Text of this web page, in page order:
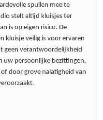
spullen mee te
stelt altijd kluisjes ter
is op eigen risico. De
kluisje veilig is voor ervaren
geen verantwoordelijkheid
uw persoonlijke bezittingen,
door grove nalatigheid van